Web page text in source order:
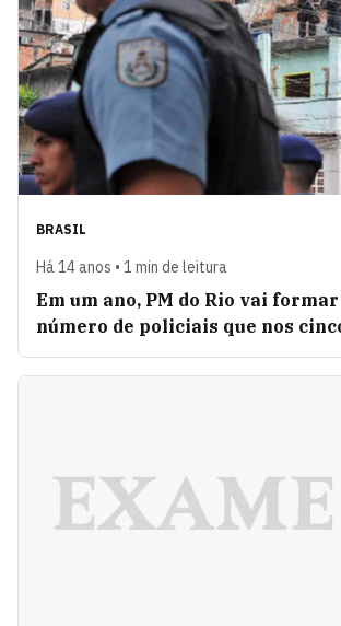
BRASIL
Há 14 anos • 1 min de leitura
Em um ano, PM do Rio vai
número de policiais que nos